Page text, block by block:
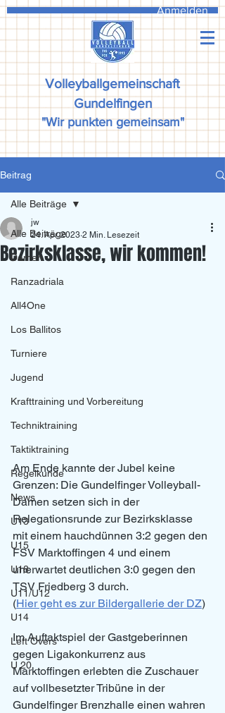
Anmelden
Volleyballgemeinschaft
Gundelfingen
"Wir punkten gemeinsam"
Beitrag
Alle Beiträge
Damen
Ranzadriala
All4One
Los Ballitos
Turniere
Jugend
Krafttraining und Vorbereitung
Techniktraining
Taktiktraining
Regelkunde
News
U13
U15
U18
U11/U12
U14
Left Overs
U 20
Alle Beiträge
Bezirksklasse, wir kommen!
jw
24. Apr. 2023 2 Min. Lesezeit
Am Ende kannte der Jubel keine
Grenzen: Die Gundelfinger Volleyball-
Damen setzen sich in der
Relegationsrunde zur Bezirksklasse
mit einem hauchdünnen 3:2 gegen den
FSV Marktoffingen 4 und einem
unerwartet deutlichen 3:0 gegen den
TSV Friedberg 3 durch.
(Hier geht es zur Bildergallerie der DZ)
Im Auftaktspiel der Gastgeberinnen
gegen Ligakonkurrenz aus
Marktoffingen erlebten die Zuschauer
auf vollbesetzter Tribüne in der
Gundelfinger Brenzhalle einen wahren